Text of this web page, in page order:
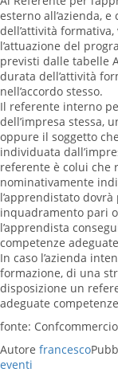
esterno all’azienda,
dell’attività
l’attuazione del
previsti dalle tabelle
durata dell’attività
nell’accordo stesso.
Il referente interno
dell’impresa stessa,
oppure il soggetto
individuata
referente è colui che
nominativamente
l’apprendistato
inquadramento pari
l’apprendista
competenze
In caso l’azienda
formazione, di una
disposizione un
adeguate
fonte:
Autore francesco
eventi